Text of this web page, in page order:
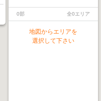
0部 全0エリア
地図からエリアを
選択して下さい